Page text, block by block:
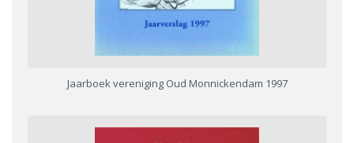
Jaarboek vereniging Oud Monnickendam 1997